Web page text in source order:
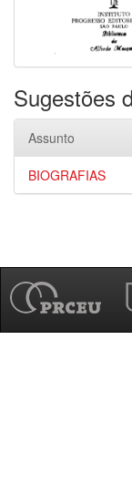
Sugestões
Assunto
BIOGRAFIAS